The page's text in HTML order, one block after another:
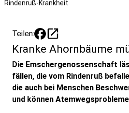
Rindenruß-Krankheit
Teilen: open_in_new
Kranke Ahornbäume
Die Emschergenossenschaft
fällen, die vom Rindenruß
die auch bei Menschen
und können